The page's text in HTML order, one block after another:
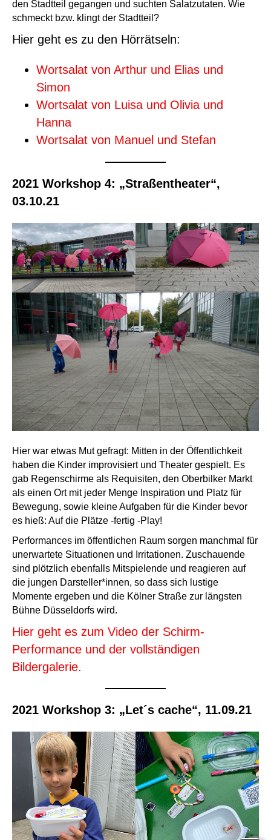
den Stadtteil gegangen und suchten Salatzutaten. Wie
schmeckt bzw. klingt der Stadtteil?
Hier geht es zu den Hörrätseln:
Wortsalat von Arthur und Elias und
Simon
Wortsalat von Luisa und Olivia und
Hanna
Wortsalat von Manuel und Stefan
2021 Workshop 4: „Straßentheater“,
03.10.21
Hier war etwas Mut gefragt: Mitten in der Öffentlichkeit
haben die Kinder improvisiert und Theater gespielt. Es
gab Regenschirme als Requisiten, den Oberbilker Markt
als einen Ort mit jeder Menge Inspiration und Platz für
Bewegung, sowie kleine Aufgaben für die Kinder bevor
es hieß: Auf die Plätze -fertig -Play!
Performances im öffentlichen Raum sorgen manchmal für
unerwartete Situationen und Irritationen. Zuschauende
sind plötzlich ebenfalls Mitspielende und reagieren auf
die jungen Darsteller*innen, so dass sich lustige
Momente ergeben und die Kölner Straße zur längsten
Bühne Düsseldorfs wird.
Hier geht es zum Video der Schirm-
Performance und der vollständigen
Bildergalerie.
2021 Workshop 3: „Let´s cache“, 11.09.21